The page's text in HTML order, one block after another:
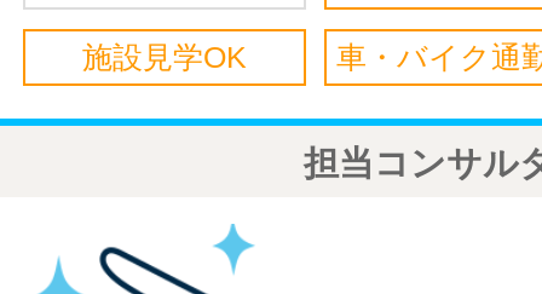
施設見学OK 車・バイク通
担当コンサル